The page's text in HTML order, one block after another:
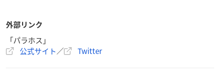
外部リンク
「パラホス」
公式サイト／ Twitter